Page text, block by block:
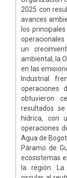
2025 con
avances
los
un
ambiental, la
en las
Industrial
operaciones
obtuvieron
resultados
hídrica, con
operaciones
Agua de
Páramo de
ecosistemas
la región.